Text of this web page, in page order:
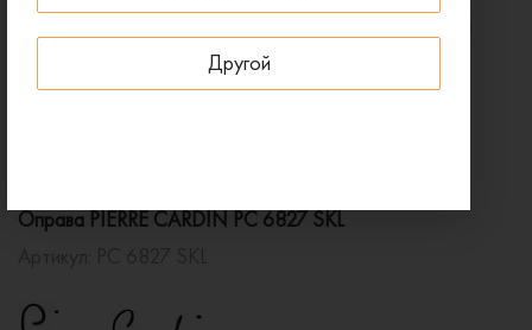
Другой
Оправа PIERRE CARDIN PC 6827 SKL